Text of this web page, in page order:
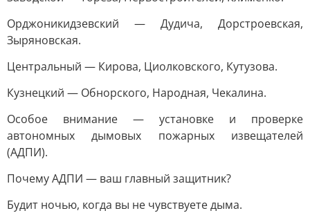
Орджоникидзевский — Дудича, Дорстроевская,
Зыряновская.
Центральный — Кирова, Циолковского, Кутузова.
Кузнецкий — Обнорского, Народная, Чекалина.
Особое внимание — установке и проверке
автономных дымовых пожарных извещателей
(АДПИ).
Почему АДПИ — ваш главный защитник?
Будит ночью, когда вы не чувствуете дыма.